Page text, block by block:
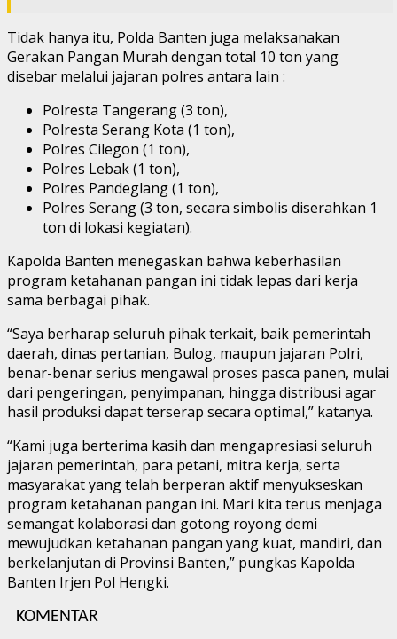
Tidak hanya itu, Polda Banten juga melaksanakan
Gerakan Pangan Murah dengan total 10 ton yang
disebar melalui jajaran polres antara lain :
Polresta Tangerang (3 ton),
Polresta Serang Kota (1 ton),
Polres Cilegon (1 ton),
Polres Lebak (1 ton),
Polres Pandeglang (1 ton),
Polres Serang (3 ton, secara simbolis diserahkan 1
ton di lokasi kegiatan).
Kapolda Banten menegaskan bahwa keberhasilan
program ketahanan pangan ini tidak lepas dari kerja
sama berbagai pihak.
“Saya berharap seluruh pihak terkait, baik pemerintah
daerah, dinas pertanian, Bulog, maupun jajaran Polri,
benar-benar serius mengawal proses pasca panen, mulai
dari pengeringan, penyimpanan, hingga distribusi agar
hasil produksi dapat terserap secara optimal,” katanya.
“Kami juga berterima kasih dan mengapresiasi seluruh
jajaran pemerintah, para petani, mitra kerja, serta
masyarakat yang telah berperan aktif menyukseskan
program ketahanan pangan ini. Mari kita terus menjaga
semangat kolaborasi dan gotong royong demi
mewujudkan ketahanan pangan yang kuat, mandiri, dan
berkelanjutan di Provinsi Banten,” pungkas Kapolda
Banten Irjen Pol Hengki.
KOMENTAR